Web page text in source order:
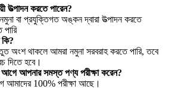
উত্পাদন করতে পারেন?
বা প্রযুক্তিগত অঙ্কন দ্বারা উত্পাদন করতে
অংশ থাকলে আমরা নমুনা সরবরাহ করতে পারি, তবে
দিতে হবে।
আপনার সমস্ত পণ্য পরীক্ষা করেন?
আমাদের 100% পরীক্ষা আছে।